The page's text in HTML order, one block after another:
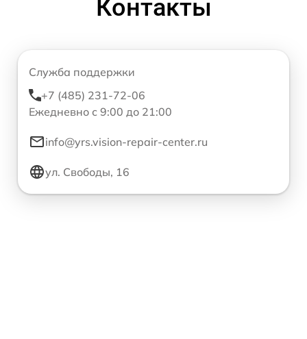
Контакты
Служба поддержки
+7 (485) 231-72-06
Ежедневно с 9:00 до 21:00
info@yrs.vision-repair-center.ru
ул. Свободы, 16